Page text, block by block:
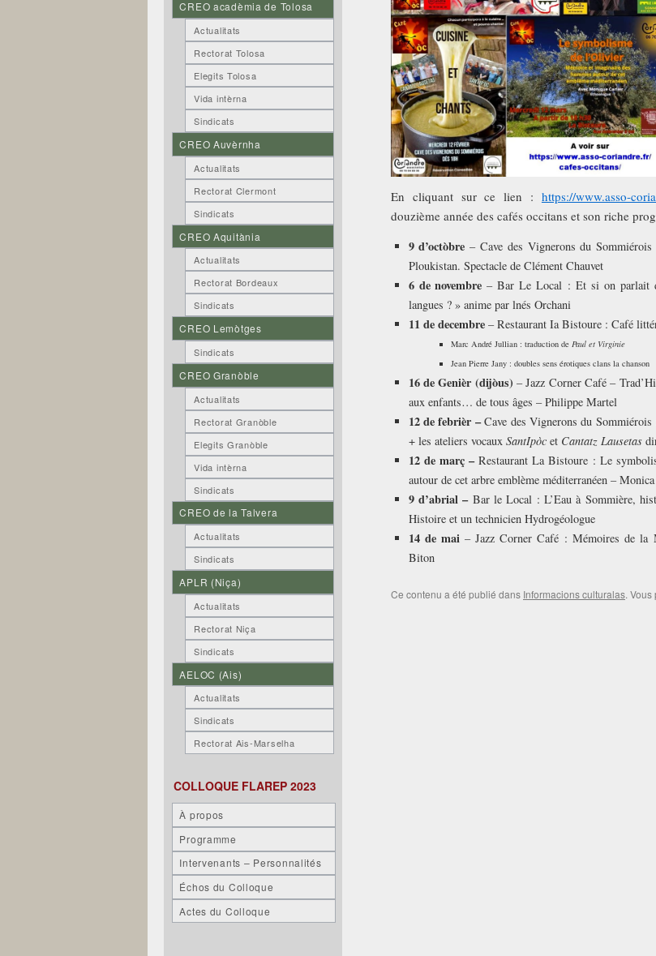
En cliquant sur ce lien : https://www.asso-
douzième année des cafés occitans et son riche
9 d’octòbre – Cave des Vignerons du
Ploukistan. Spectacle de Clément Chauvet
6 de novembre – Bar Le Local : Et si on parlait
langues ? » anime par lnés Orchani
11 de decembre– Restaurant Ia Bistoure : Café
Marc André Jullian : traduction dePaul et Virginie
Jean Pierre Jany : doubles sens érotiques clans la chanson
16 de Genièr (dijòus) – Jazz Corner Café –
aux enfants… de tous âges – Philippe Martel
12 de febrièr –Cave des Vignerons du
+ les ateliers vocaux SantIpòcet Cantatz Lausetas
12 de març –Restaurant La Bistoure : Le
autour de cet arbre emblème méditerranéen –
9 d’abrial –Bar le Local : L’Eau à Sommière,
Histoire et un technicien Hydrogéologue
14 de mai– Jazz Corner Café : Mémoires de la
Biton
Ce contenu a été publié dans Informacions culturalas.
CREO acadèmia de Tolosa
Actualitats
Rectorat Tolosa
Elegits Tolosa
Vida intèrna
Sindicats
CREO Auvèrnha
Actualitats
Rectorat Clermont
Sindicats
CREO Aquitània
Actualitats
Rectorat Bordeaux
Sindicats
CREO Lemòtges
Sindicats
CREO Granòble
Actualitats
Rectorat Granòble
Elegits Granòble
Vida intèrna
Sindicats
CREO de la Talvera
Actualitats
Sindicats
APLR (Niça)
Actualitats
Rectorat Niça
Sindicats
AELOC (Ais)
Actualitats
Sindicats
Rectorat Ais-Marselha
COLLOQUE FLAREP 2023
À propos
Programme
Intervenants – Personnalités
Échos du Colloque
Actes du Colloque